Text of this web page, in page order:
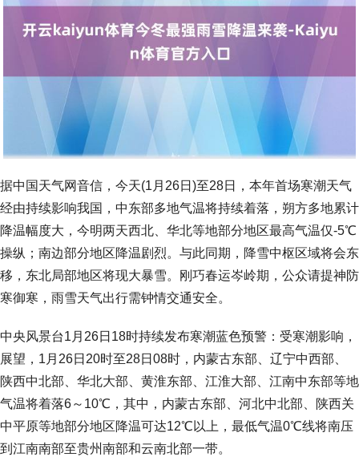
据中国天气网音信，今天(1月26日)至28日，本年首场寒潮天气
经由持续影响我国，中东部多地气温将持续着落，朔方多地累计
降温幅度大，今明两天西北、华北等地部分地区最高气温仅-5℃
操纵；南边部分地区降温剧烈。与此同期，降雪中枢区域将会东
移，东北局部地区将现大暴雪。刚巧春运岑岭期，公众请提神防
寒御寒，雨雪天气出行需钟情交通安全。
中央风景台1月26日18时持续发布寒潮蓝色预警：受寒潮影响，
展望，1月26日20时至28日08时，内蒙古东部、辽宁中西部、
陕西中北部、华北大部、黄淮东部、江淮大部、江南中东部等地
气温将着落6～10℃，其中，内蒙古东部、河北中北部、陕西关
中平原等地部分地区降温可达12℃以上，最低气温0℃线将南压
到江南南部至贵州南部和云南北部一带。